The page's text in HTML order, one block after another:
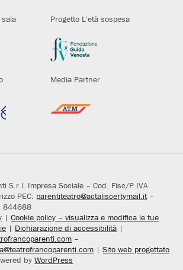
Progetto L'età sospesa
Media Partner
S.r.l. Impresa Sociale – Cod. Fisc/P.IVA
PEC: parentiteatro@actaliscertymail.it–
844688
|Cookie policy – visualizza e modifica le tue
| Dichiarazione di accessibilità |
–
|Sito web progettato
byWordPress